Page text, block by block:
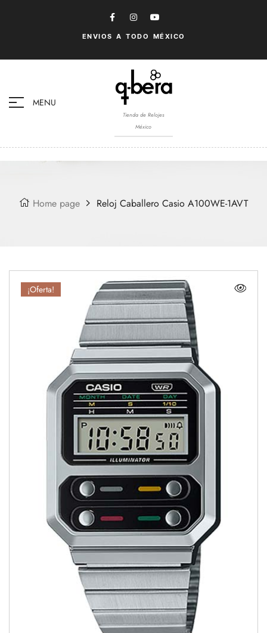
ENVIOS A TODO MÉXICO
MENU
Tienda de Relojes
México
Home page Reloj Caballero Casio A100WE-1AVT
¡Oferta!